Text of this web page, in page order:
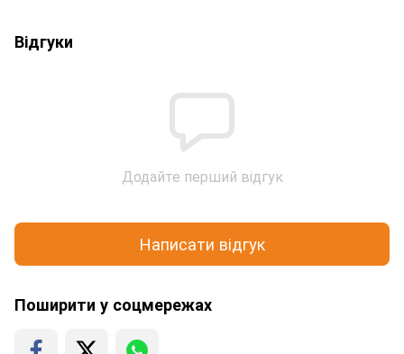
Відгуки
Додайте перший відгук
Написати відгук
Поширити у соцмережах